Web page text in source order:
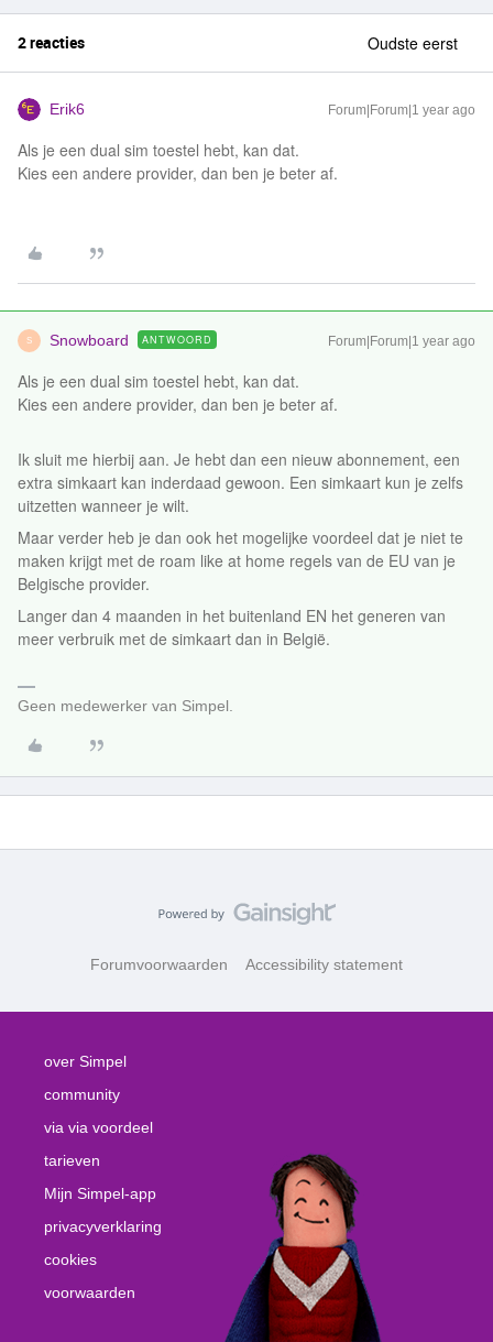
2 reacties Oudste eerst
Erik6 Forum|Forum|1 year ago
Als je een dual sim toestel hebt, kan dat.
Kies een andere provider, dan ben je beter af.
S Snowboard ANTWOORD Forum|Forum|1 year ago
Als je een dual sim toestel hebt, kan dat.
Kies een andere provider, dan ben je beter af.
Ik sluit me hierbij aan. Je hebt dan een nieuw abonnement, een
extra simkaart kan inderdaad gewoon. Een simkaart kun je zelfs
uitzetten wanneer je wilt.
Maar verder heb je dan ook het mogelijke voordeel dat je niet te
maken krijgt met de roam like at home regels van de EU van je
Belgische provider.
Langer dan 4 maanden in het buitenland EN het generen van
meer verbruik met de simkaart dan in België.
Geen medewerker van Simpel.
Forumvoorwaarden Accessibility statement
over Simpel
community
via via voordeel
tarieven
Mijn Simpel-app
privacyverklaring
cookies
voorwaarden